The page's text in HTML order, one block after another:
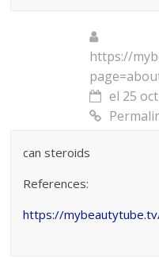
https://
el 25
can steroids
References:
https://